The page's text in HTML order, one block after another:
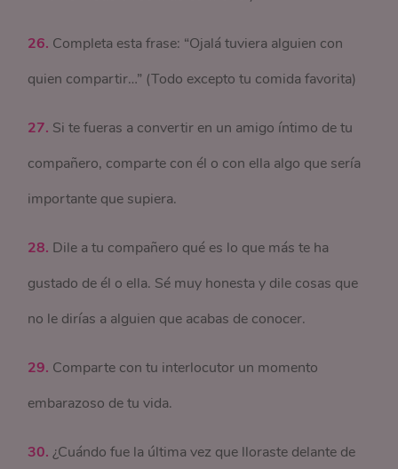
26. Completa esta frase: “Ojalá tuviera alguien con
quien compartir…” (Todo excepto tu comida favorita)
27. Si te fueras a convertir en un amigo íntimo de tu
compañero, comparte con él o con ella algo que sería
importante que supiera.
28. Dile a tu compañero qué es lo que más te ha
gustado de él o ella. Sé muy honesta y dile cosas que
no le dirías a alguien que acabas de conocer.
29. Comparte con tu interlocutor un momento
embarazoso de tu vida.
30.¿Cuándo fue la última vez que lloraste delante de